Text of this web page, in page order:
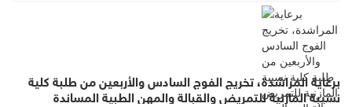
برعاية المراشدة، تخريج الفوج السادس والأربعين من طلبة كلية
نسيبة المازنية للتمريض والقبالة والمهن الطبية المساندة